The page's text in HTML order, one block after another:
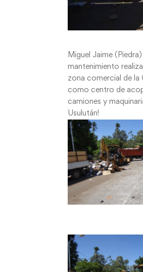
Miguel Jaime
mantenimiento
zona comercial de la
como centro de
camiones y
Usulután!